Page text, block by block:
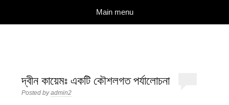
Main menu
দ্বীন কায়েমঃ একটি কৌশলগত পর্যালোচনা
Posted byadmin2